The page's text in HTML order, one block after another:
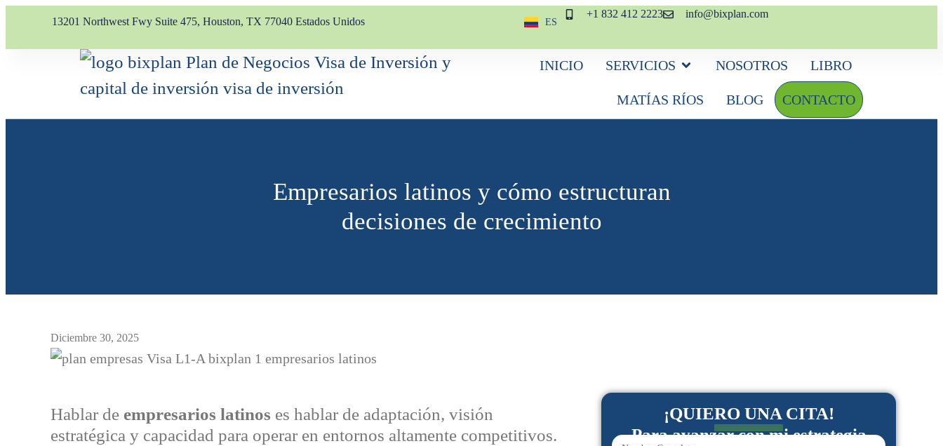
13201 Northwest Fwy Suite 475, Houston, TX 77040 Estados Unidos ES
EN
+1 832 412 2223 info@bixplan.com
INICIO SERVICIOS NOSOTROS LIBRO
MATÍAS RÍOS BLOG CONTACTO
Empresarios latinos y cómo estructuran
decisiones de crecimiento
Diciembre 30, 2025
Hablar de empresarios latinos es hablar de adaptación, visión
estratégica y capacidad para operar en entornos altamente competitivos.
¡QUIERO UNA CITA!
Para avanzar con mi estrategia